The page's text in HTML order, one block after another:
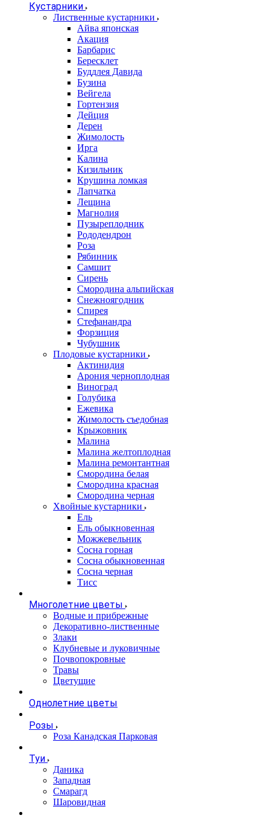
Кустарники
Лиственные кустарники
Айва японская
Акация
Барбарис
Бересклет
Буддлея Давида
Бузина
Вейгела
Гортензия
Дейция
Дерен
Жимолость
Ирга
Калина
Кизильник
Крушина ломкая
Лапчатка
Лещина
Магнолия
Пузыреплодник
Рододендрон
Роза
Рябинник
Самшит
Сирень
Смородина альпийская
Снежноягодник
Спирея
Стефанандра
Форзиция
Чубушник
Плодовые кустарники
Актинидия
Арония черноплодная
Виноград
Голубика
Ежевика
Жимолость съедобная
Крыжовник
Малина
Малина желтоплодная
Малина ремонтантная
Смородина белая
Смородина красная
Смородина черная
Хвойные кустарники
Ель
Ель обыкновенная
Можжевельник
Сосна горная
Сосна обыкновенная
Сосна черная
Тисс
Многолетние цветы
Водные и прибрежные
Декоративно-лиственные
Злаки
Клубневые и луковичные
Почвопокровные
Травы
Цветущие
Однолетние цветы
Розы
Роза Канадская Парковая
Туи
Даника
Западная
Смарагд
Шаровидная